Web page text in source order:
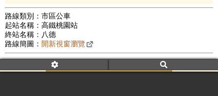
路線類別：市區公車
起站名稱：高鐵桃園站
終站名稱：八德
路線簡圖： 開新視窗瀏覽
附屬名稱：208
車頭描述：高鐵桃園站
八德
公車數量: 累計2553、上線1725